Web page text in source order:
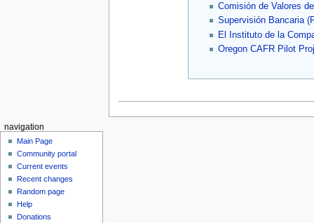
Comisión de Valores
Supervisión Bancaria
El Instituto de la
Oregon CAFR Pilot
navigation
Main Page
Community portal
Current events
Recent changes
Random page
Help
Donations